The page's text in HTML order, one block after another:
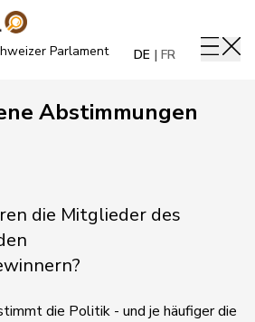
Parlament DE FR
Abstimmungen
die Mitglieder des
die Politik - und je häufiger die